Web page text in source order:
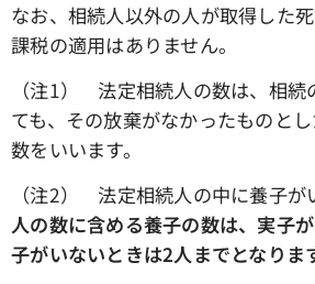
なお、相続人以外の人が取得した
課税の適用はありません。
（注1） 法定相続人の数は、相続
ても、その放棄がなかったものと
数をいいます。
（注2） 法定相続人の中に養子が
人の数に含める養子の数は、実子
子がいないときは2人までとなりま